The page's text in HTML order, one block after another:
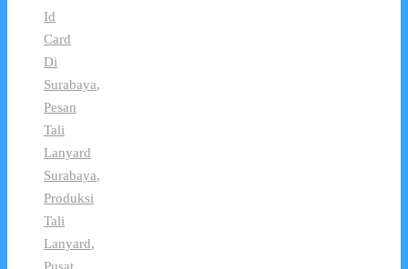
Id
Card
Di
Surabaya,
Pesan
Tali
Lanyard
Surabaya,
Produksi
Tali
Lanyard,